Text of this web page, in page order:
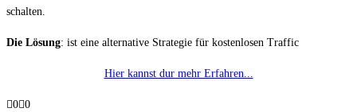
schalten.
Die Lösung: ist eine alternative Strategie für kostenlosen Traffic
Hier kannst dur mehr Erfahren...
Anklicken
0 Anklicken
0